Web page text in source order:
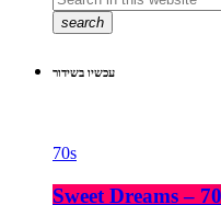
search
עכשיו בשידור
70s
Sweet Dreams –